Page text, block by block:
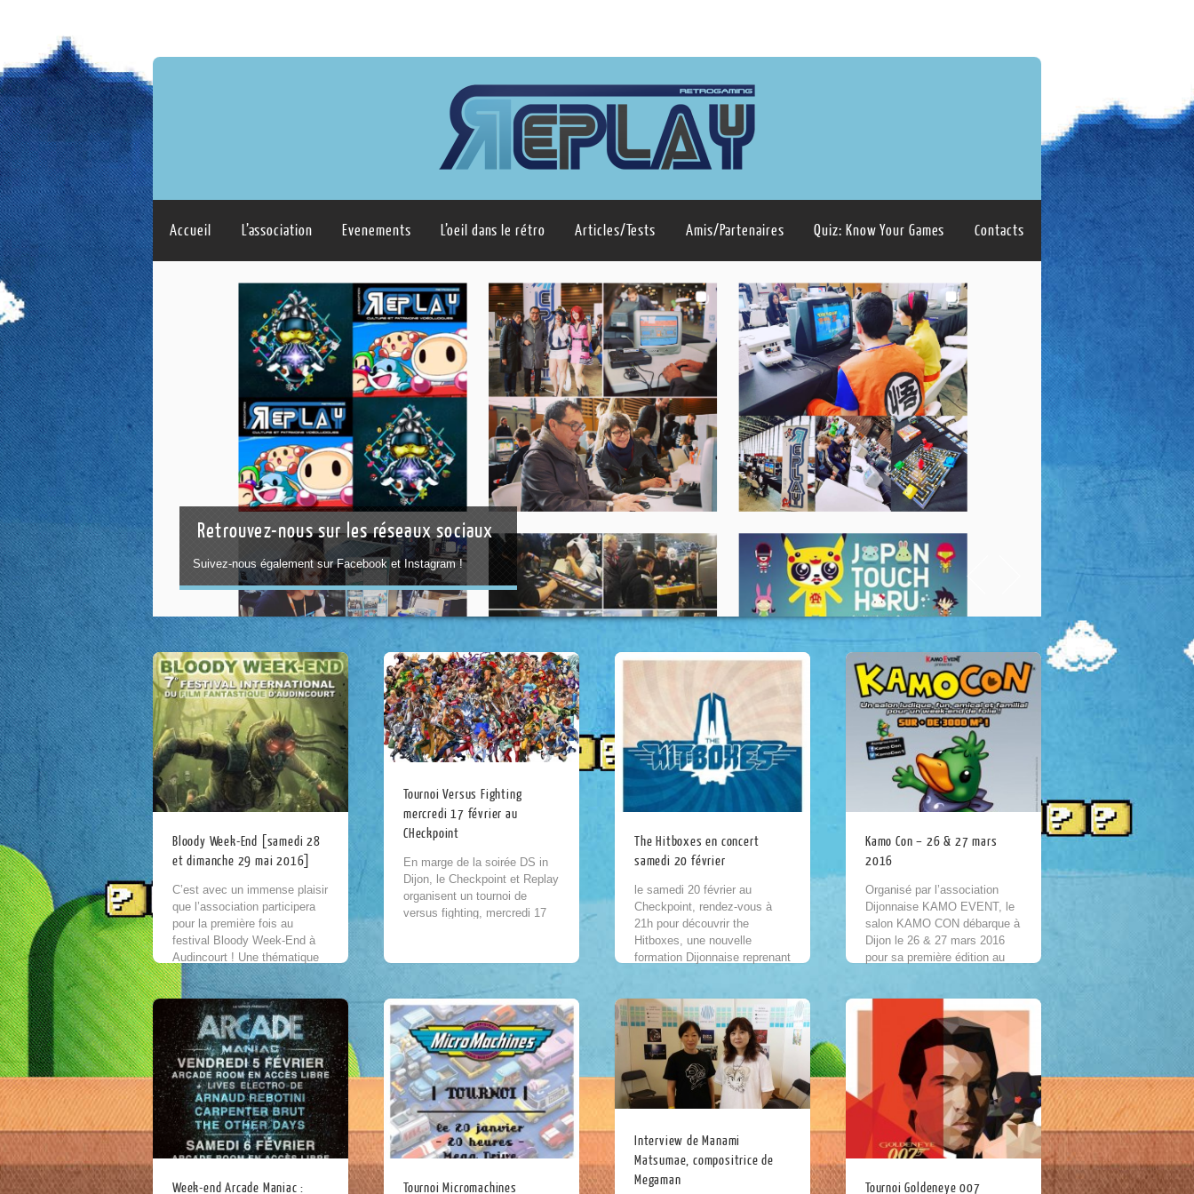
Accueil L’association Evenements L’oeil dans le rétro Articles/Tests Amis/Partenaires Quiz: Know Your Games Contacts
Retrouvez-nous sur les réseaux sociaux
Suivez-nous également sur Facebook et Instagram !
Bloody Week-End [samedi 28
et dimanche 29 mai 2016]
C’est avec un immense plaisir
que l’association participera
pour la première fois au
festival Bloody Week-End à
Audincourt ! Une thématique
spéciale horreur & fantastique
sera présentée à l’occasion
de...
Tournoi Versus Fighting
mercredi 17 février au
CHeckpoint
En marge de la soirée DS in
Dijon, le Checkpoint et Replay
organisent un tournoi de
versus fighting, mercredi 17
The Hitboxes en concert
samedi 20 février
le samedi 20 février au
Checkpoint, rendez-vous à
21h pour découvrir the
Hitboxes, une nouvelle
formation Dijonnaise reprenant
multitude...
Kamo Con – 26 & 27 mars
2016
Organisé par l’association
Dijonnaise KAMO EVENT, le
salon KAMO CON débarque à
Dijon le 26 & 27 mars 2016
pour sa première édition au
Week-end Arcade Maniac : Tournoi Micromachines
Interview de Manami
Matsumae, compositrice de
Megaman
Tournoi Goldeneye 007